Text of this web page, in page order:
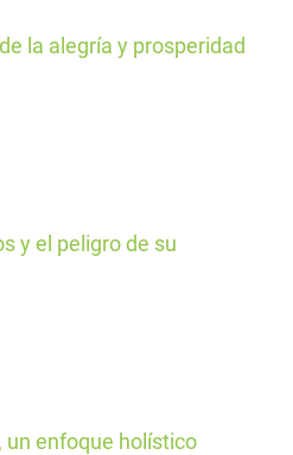
la alegría y prosperidad
y el peligro de su
enfoque holístico